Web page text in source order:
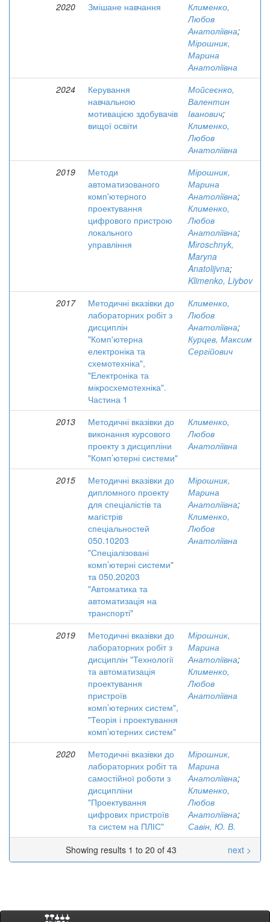
2020
Змішане навчання
Клименко,
Любов
Анатоліївна;
Мірошник,
Марина
Анатоліївна
2024
Керування
навчальною
мотивацією здобувачів
вищої освіти
Мойсеєнко,
Валентин
Іванович;
Клименко,
Любов
Анатоліївна
2019
Методи
автоматизованого
комп'ютерного
проектування
цифрового пристрою
локального
управління
Мірошник,
Марина
Анатоліївна;
Клименко,
Любов
Анатоліївна;
Mіrosсhnyk,
Maryna
Anatolijvna;
Klimenko, Liybov
2017
Методичні вказівки до
лабораторних робіт з
дисциплін
"Комп'ютерна
електроніка та
схемотехніка",
"Електроніка та
мікросхемотехніка".
Частина 1
Клименко,
Любов
Анатоліївна;
Курцев, Максим
Сергійович
2013
Методичні вказівки до
виконання курсового
проекту з дисципліни
"Комп’ютерні системи"
Клименко,
Любов
Анатоліївна
2015
Методичні вказівки до
дипломного проекту
для спеціалістів та
магістрів
спеціальностей
050.10203
"Спеціалізовані
комп’ютерні системи"
та 050.20203
"Автоматика та
автоматизація на
транспорті"
Мірошник,
Марина
Анатоліївна;
Клименко,
Любов
Анатоліївна
2019
Методичні вказівки до
лабораторних робіт з
дисциплін "Технології
та автоматизація
проектування
пристроїв
комп’ютерних систем",
"Теорія і проектування
комп’ютерних систем"
Мірошник,
Марина
Анатоліївна;
Клименко,
Любов
Анатоліївна
2020
Методичні вказівки до
лабораторних робіт та
самостійної роботи з
дисципліни
"Проектування
цифрових пристроїв
та систем на ПЛІС"
Мірошник,
Марина
Анатоліївна;
Клименко,
Любов
Анатоліївна;
Савін, Ю. В.
Showing results 1 to 20 of 43
next >